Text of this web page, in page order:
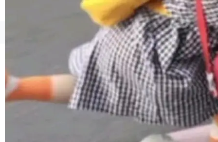
©OSCHINA(OSChina.NET) 京ICP备2025119063号